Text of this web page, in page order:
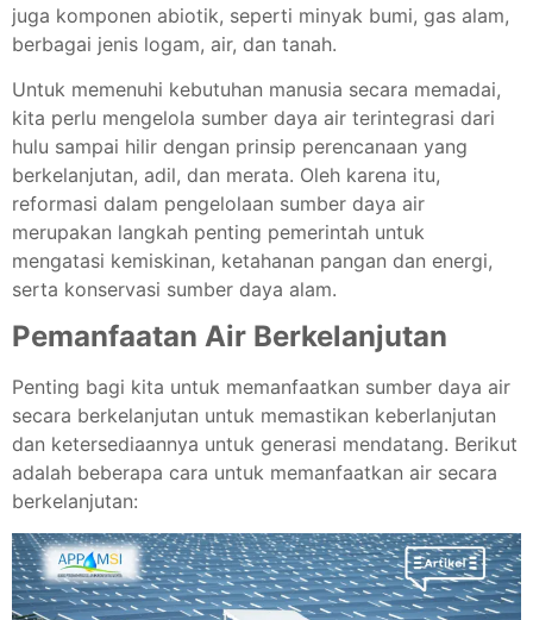
juga komponen abiotik, seperti minyak bumi, gas alam,
berbagai jenis logam, air, dan tanah.
Untuk memenuhi kebutuhan manusia secara memadai,
kita perlu mengelola sumber daya air terintegrasi dari
hulu sampai hilir dengan prinsip perencanaan yang
berkelanjutan, adil, dan merata. Oleh karena itu,
reformasi dalam pengelolaan sumber daya air
merupakan langkah penting pemerintah untuk
mengatasi kemiskinan, ketahanan pangan dan energi,
serta konservasi sumber daya alam.
Pemanfaatan Air Berkelanjutan
Penting bagi kita untuk memanfaatkan sumber daya air
secara berkelanjutan untuk memastikan keberlanjutan
dan ketersediaannya untuk generasi mendatang. Berikut
adalah beberapa cara untuk memanfaatkan air secara
berkelanjutan: